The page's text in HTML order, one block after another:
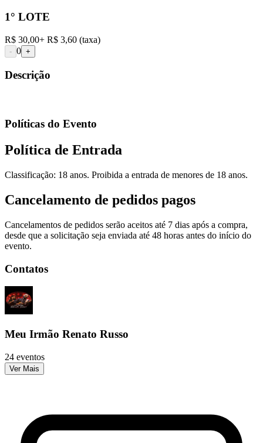
1° LOTE
R$ 30,00+ R$ 3,60 (taxa)
- 0 +
Descrição
Políticas do Evento
Política de Entrada
Classificação: 18 anos. Proibida a entrada de menores de 18 anos.
Cancelamento de pedidos pagos
Cancelamentos de pedidos serão aceitos até 7 dias após a compra,
desde que a solicitação seja enviada até 48 horas antes do início do
evento.
Contatos
Meu Irmão Renato Russo
24 eventos
Ver Mais